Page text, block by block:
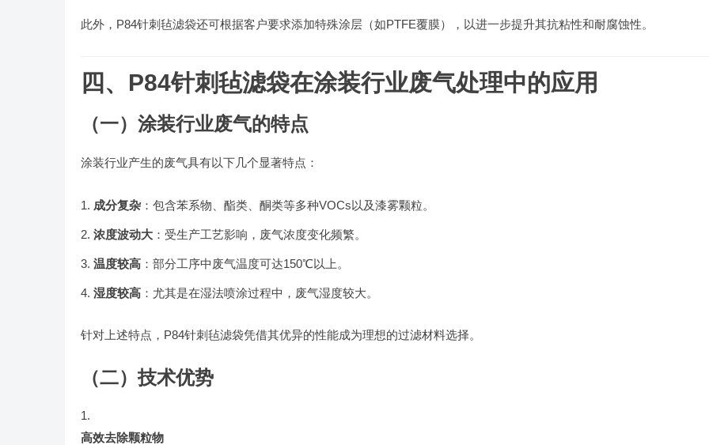
此外，P84针刺毡滤袋还可根据客户要求添加特殊涂层（如PTFE覆膜），以进一步提升其抗粘性和耐腐蚀性。
四、P84针刺毡滤袋在涂装行业废气处理中的应用
（一）涂装行业废气的特点
涂装行业产生的废气具有以下几个显著特点：
成分复杂 ：包含苯系物、酯类、酮类等多种VOCs以及漆雾颗粒。
浓度波动大 ：受生产工艺影响，废气浓度变化频繁。
温度较高 ：部分工序中废气温度可达150℃以上。
湿度较高 ：尤其是在湿法喷涂过程中，废气湿度较大。
针对上述特点，P84针刺毡滤袋凭借其优异的性能成为理想的过滤材料选择。
（二）技术优势
高效去除颗粒物